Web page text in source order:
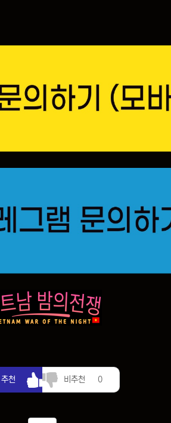
추천추천 비추천 0
비추천